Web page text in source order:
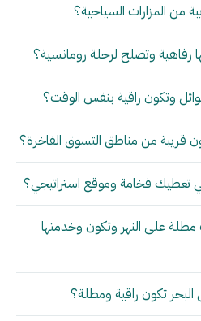
من المزارات السياحية؟
رفاهية وتصلح لرحلة رومانسية؟
وتكون راقية بنفس الوقت؟
قريبة من مناطق التسوق الفاخرة؟
تعطيك فخامة وموقع استراتيجي؟
على النهر وتكون وخدمتها
تكون راقية ومطلة؟